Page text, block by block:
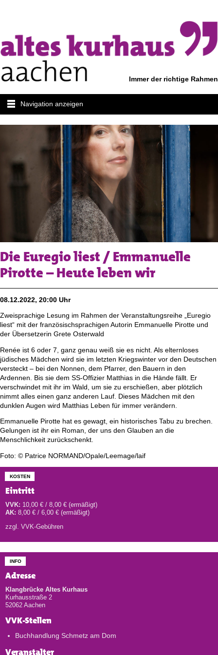
Immer der richtige Rahmen
Navigation anzeigen
Die Euregio liest / Emmanuelle
Pirotte – Heute leben wir
08.12.2022, 20:00 Uhr
Zweisprachige Lesung im Rahmen der Veranstaltungsreihe „Euregio
liest“ mit der französischsprachigen Autorin Emmanuelle Pirotte und
der Übersetzerin Grete Osterwald
Renée ist 6 oder 7, ganz genau weiß sie es nicht. Als elternloses
jüdisches Mädchen wird sie im letzten Kriegswinter vor den Deutschen
versteckt – bei den Nonnen, dem Pfarrer, den Bauern in den
Ardennen. Bis sie dem SS-Offizier Matthias in die Hände fällt. Er
verschwindet mit ihr im Wald, um sie zu erschießen, aber plötzlich
nimmt alles einen ganz anderen Lauf. Dieses Mädchen mit den
dunklen Augen wird Matthias Leben für immer verändern.
Emmanuelle Pirotte hat es gewagt, ein historisches Tabu zu brechen.
Gelungen ist ihr ein Roman, der uns den Glauben an die
Menschlichkeit zurückschenkt.
Foto: © Patrice NORMAND/Opale/Leemage/laif
KOSTEN
Eintritt
VVK: 10,00 € / 8,00 € (ermäßigt)
AK: 8,00 € / 6,00 € (ermäßigt)
zzgl. VVK-Gebühren
INFO
Adresse
Klangbrücke Altes Kurhaus
Kurhausstraße 2
52062 Aachen
VVK-Stellen
Buchhandlung Schmetz am Dom
Veranstalter